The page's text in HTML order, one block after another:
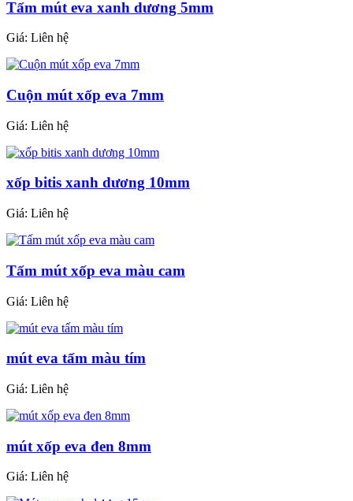
Tấm mút eva xanh dương 5mm
Giá: Liên hệ
Cuộn mút xốp eva 7mm
Giá: Liên hệ
xốp bitis xanh dương 10mm
Giá: Liên hệ
Tấm mút xốp eva màu cam
Giá: Liên hệ
mút eva tấm màu tím
Giá: Liên hệ
mút xốp eva đen 8mm
Giá: Liên hệ